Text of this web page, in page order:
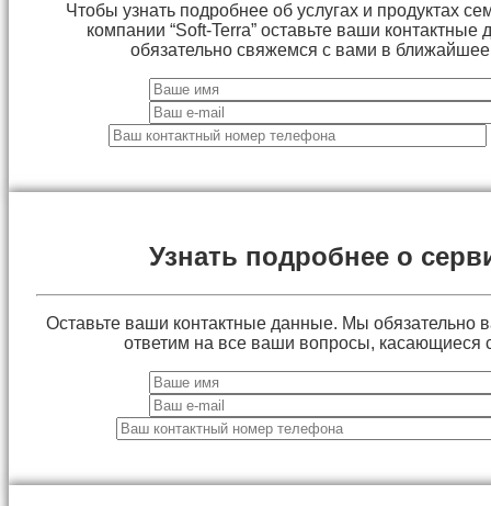
Чтобы узнать подробнее об услугах и продуктах
компании “Soft-Terra” оставьте ваши
обязательно свяжемся с вами в
Узнать подробнее о
Оставьте ваши контактные данные. Мы обязательно
ответим на все ваши вопросы, касающиеся